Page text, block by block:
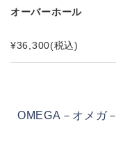
オーバーホール
¥36,300(税込)
OMEGA－オメガ